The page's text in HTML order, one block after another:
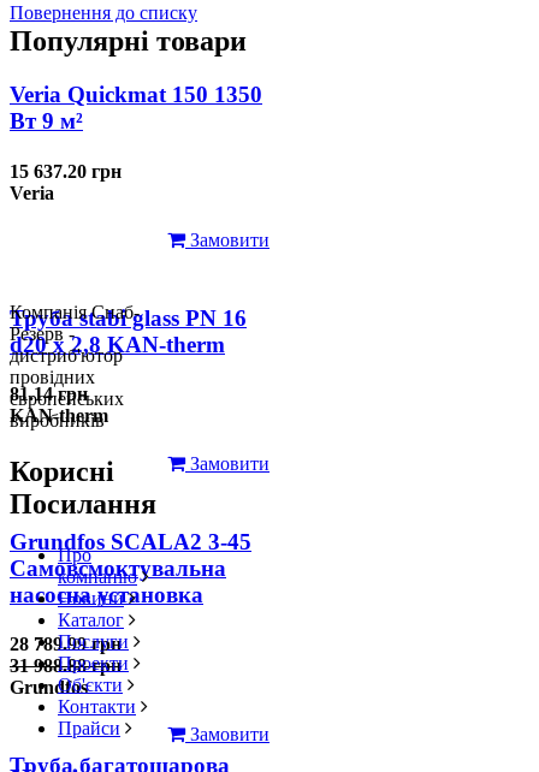
Повернення до списку
Популярні товари
Veria Quickmat 150 1350
Вт 9 м²
15 637.20 грн
Veria
Замовити
Труба stabi glass PN 16
d20 х 2,8 KAN-therm
81.14 грн
KAN-therm
Замовити
Grundfos SCALA2 3-45
Самовсмоктувальна
насосна установка
28 789.99 грн
31 988.88 грн
Grundfos
Замовити
Труба багатошарова
Компанія Снаб-
Резерв -
дистриб'ютор
провідних
європейських
виробників
Корисні
Посилання
Про
компанію
Новини
Каталог
Послуги
Проекти
Об'єкти
Контакти
Прайси